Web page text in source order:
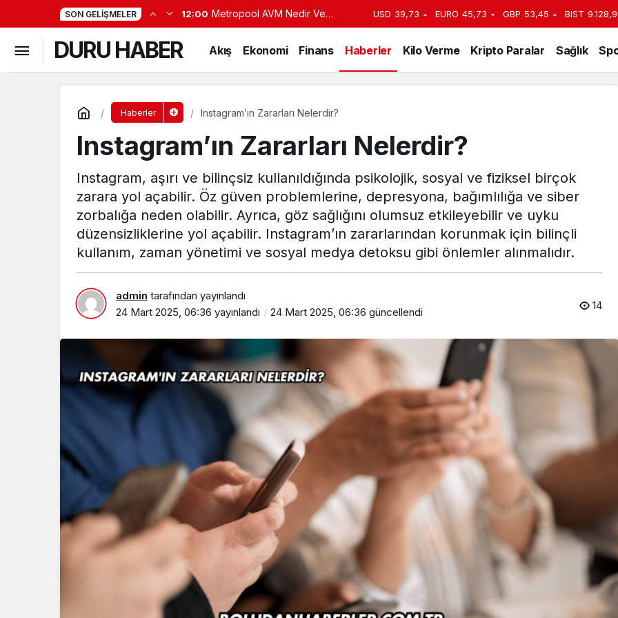
SON GELIŞMELER 12:00 Metropool AVM Nedir Ve USD 39,73 EURO 45,73 GBP 53,45 BIST
DURU HABER Akış Ekonomi Finans Haberler Kilo Verme Kripto Paralar Sağlık
Haberler Instagram’ın Zararları Nelerdir?
Instagram’ın Zararları Nelerdir?
Instagram, aşırı ve bilinçsiz kullanıldığında psikolojik, sosyal ve fiziksel birçok
zarara yol açabilir. Öz güven problemlerine, depresyona, bağımlılığa ve siber
zorbalığa neden olabilir. Ayrıca, göz sağlığını olumsuz etkileyebilir ve uyku
düzensizliklerine yol açabilir. Instagram’ın zararlarından korunmak için bilinçli
kullanım, zaman yönetimi ve sosyal medya detoksu gibi önlemler alınmalıdır.
admin tarafından yayınlandı
24 Mart 2025, 06:36 yayınlandı 24 Mart 2025, 06:36 güncellendi 14